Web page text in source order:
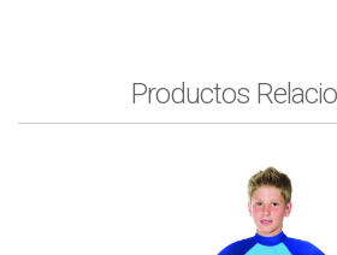
Productos